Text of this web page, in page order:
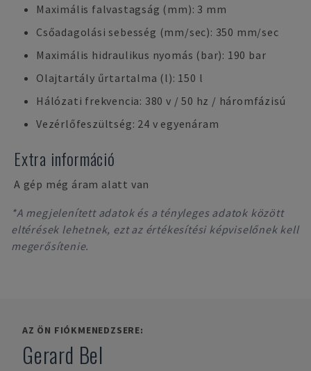
Maximális falvastagság (mm): 3 mm
Csőadagolási sebesség (mm/sec): 350 mm/sec
Maximális hidraulikus nyomás (bar): 190 bar
Olajtartály űrtartalma (l): 150 l
Hálózati frekvencia: 380 v / 50 hz / háromfázisú
Vezérlőfeszültség: 24 v egyenáram
Extra információ
A gép még áram alatt van
*A megjelenített adatok és a tényleges adatok között
eltérések lehetnek, ezt az értékesítési képviselőnek kell
megerősítenie.
AZ ÖN FIÓKMENEDZSERE:
Gerard Bel